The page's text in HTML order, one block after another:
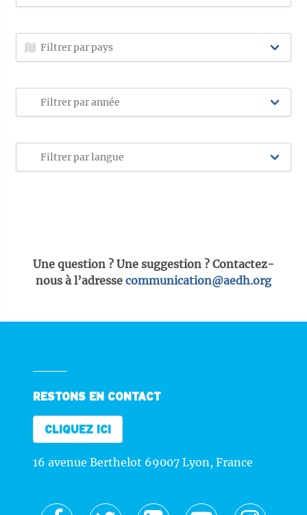
Une question ? Une suggestion ? Contactez-
nous à l’adresse communication@aedh.org
RESTONS EN CONTACT
CLIQUEZ ICI
16 avenue Berthelot 69007 Lyon, France